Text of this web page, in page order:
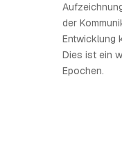
der
Entwicklung
Dies ist ein
Epochen.